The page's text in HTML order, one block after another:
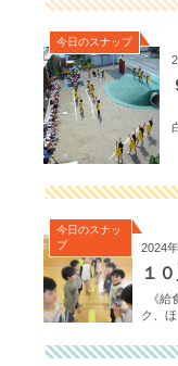
今日のスナップ
今日のスナッ
プ
2024
１
《給
ク、ほ